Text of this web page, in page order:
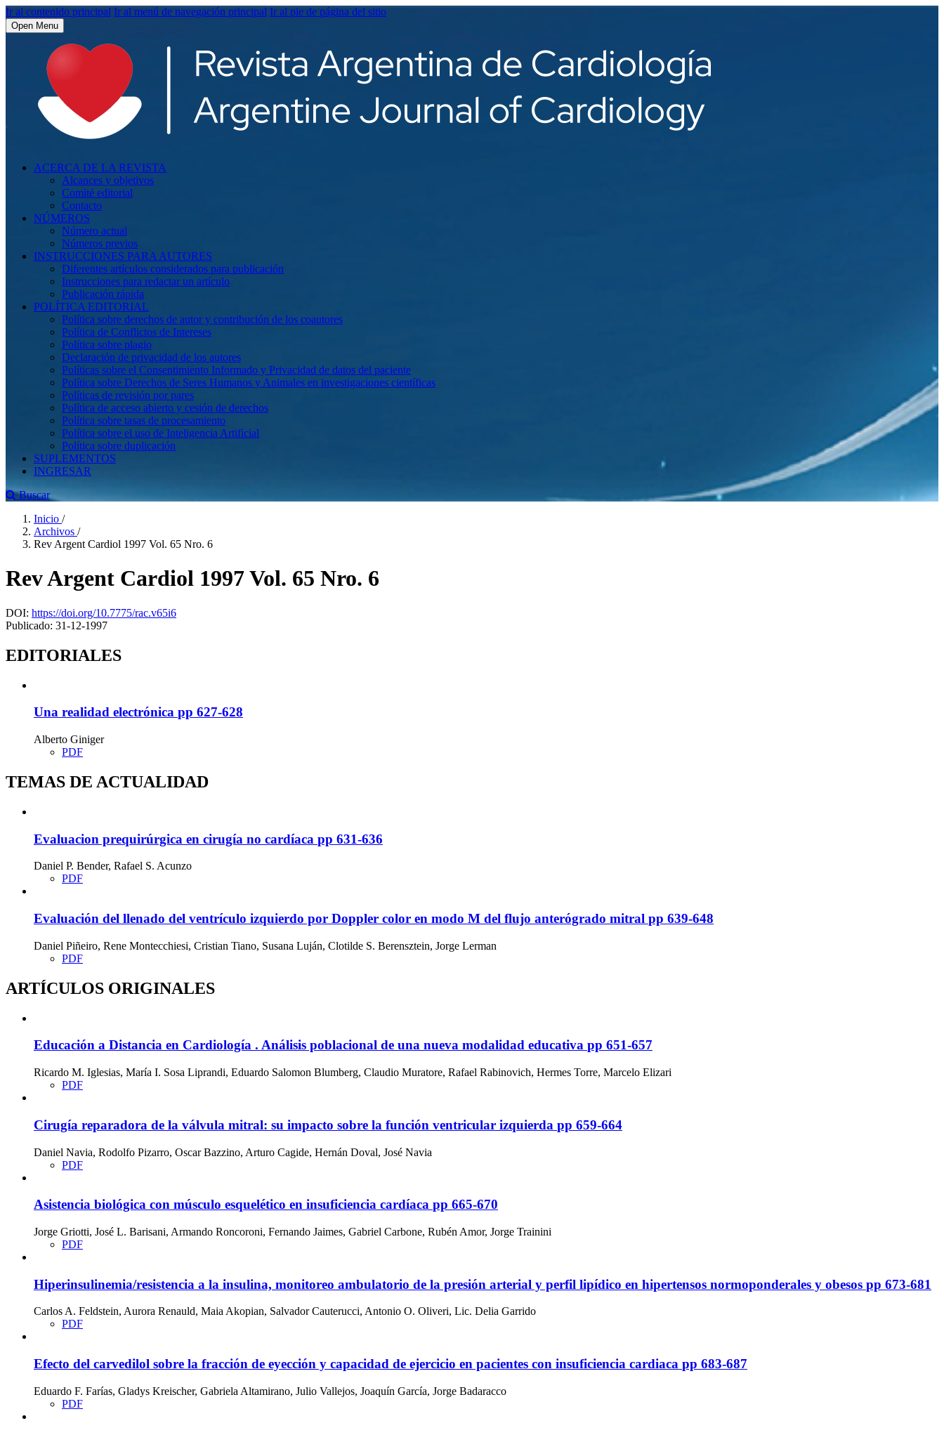
Ir al contenido principal Ir al menú de navegación principal Ir al pie de página del sitio
Open Menu
ACERCA DE LA REVISTA
Alcances y objetivos
Comité editorial
Contacto
NÚMEROS
Número actual
Números previos
INSTRUCCIONES PARA AUTORES
Diferentes artículos considerados para publicación
Instrucciones para redactar un artículo
Publicación rápida
POLÍTICA EDITORIAL
Política sobre derechos de autor y contribución de los coautores
Política de Conflictos de Intereses
Política sobre plagio
Declaración de privacidad de los autores
Políticas sobre el Consentimiento Informado y Privacidad de datos del paciente
Política sobre Derechos de Seres Humanos y Animales en investigaciones científicas
Políticas de revisión por pares
Política de acceso abierto y cesión de derechos
Política sobre tasas de procesamiento
Política sobre el uso de Inteligencia Artificial
Política sobre duplicación
SUPLEMENTOS
INGRESAR
Buscar
Inicio /
Archivos /
Rev Argent Cardiol 1997 Vol. 65 Nro. 6
Rev Argent Cardiol 1997 Vol. 65 Nro. 6
DOI: https://doi.org/10.7775/rac.v65i6
Publicado: 31-12-1997
EDITORIALES
Una realidad electrónica pp 627-628
Alberto Giniger
PDF
TEMAS DE ACTUALIDAD
Evaluacion prequirúrgica en cirugía no cardíaca pp 631-636
Daniel P. Bender, Rafael S. Acunzo
PDF
Evaluación del llenado del ventrículo izquierdo por Doppler color en modo M del flujo anterógrado mitral pp 639-648
Daniel Piñeiro, Rene Montecchiesi, Cristian Tiano, Susana Luján, Clotilde S. Berensztein, Jorge Lerman
PDF
ARTÍCULOS ORIGINALES
Educación a Distancia en Cardiología . Análisis poblacional de una nueva modalidad educativa pp 651-657
Ricardo M. Iglesias, María I. Sosa Liprandi, Eduardo Salomon Blumberg, Claudio Muratore, Rafael Rabinovich, Hermes Torre, Marcelo Elizari
PDF
Cirugía reparadora de la válvula mitral: su impacto sobre la función ventricular izquierda pp 659-664
Daniel Navia, Rodolfo Pizarro, Oscar Bazzino, Arturo Cagide, Hernán Doval, José Navia
PDF
Asistencia biológica con músculo esquelético en insuficiencia cardíaca pp 665-670
Jorge Griotti, José L. Barisani, Armando Roncoroni, Fernando Jaimes, Gabriel Carbone, Rubén Amor, Jorge Trainini
PDF
Hiperinsulinemia/resistencia a la insulina, monitoreo ambulatorio de la presión arterial y perfil lipídico en hipertensos normoponderales y obesos pp 673-681
Carlos A. Feldstein, Aurora Renauld, Maia Akopian, Salvador Cauterucci, Antonio O. Oliveri, Lic. Delia Garrido
PDF
Efecto del carvedilol sobre la fracción de eyección y capacidad de ejercicio en pacientes con insuficiencia cardiaca pp 683-687
Eduardo F. Farías, Gladys Kreischer, Gabriela Altamirano, Julio Vallejos, Joaquín García, Jorge Badaracco
PDF